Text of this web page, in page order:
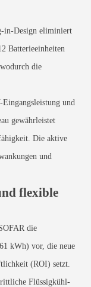
in-Design eliminiert
Batterieeinheiten
die
und
gewährleistet
Die aktive
und
flexible
die
kWh) vor, die neue
(ROI) setzt.
Flüssigkühl-